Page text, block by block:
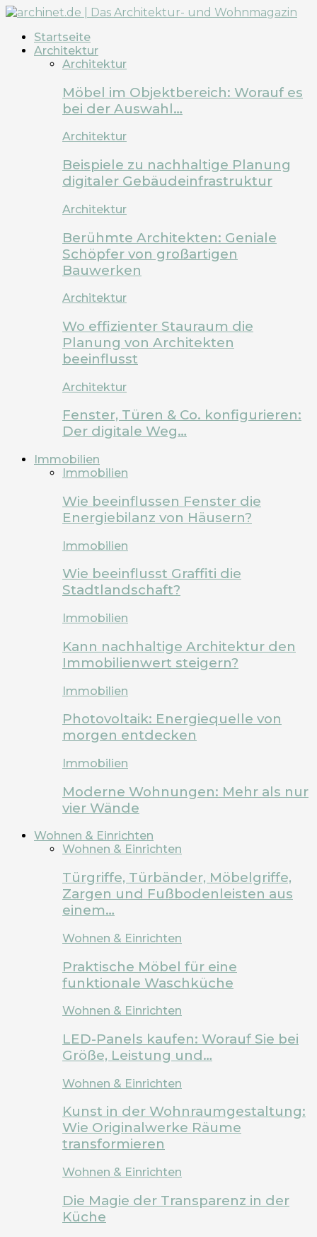
Startseite
Architektur
Architektur
Möbel im Objektbereich: Worauf es
bei der Auswahl…
Architektur
Beispiele zu nachhaltige Planung
digitaler Gebäudeinfrastruktur
Architektur
Berühmte Architekten: Geniale
Schöpfer von großartigen
Bauwerken
Architektur
Wo effizienter Stauraum die
Planung von Architekten
beeinflusst
Architektur
Fenster, Türen & Co. konfigurieren:
Der digitale Weg…
Immobilien
Immobilien
Wie beeinflussen Fenster die
Energiebilanz von Häusern?
Immobilien
Wie beeinflusst Graffiti die
Stadtlandschaft?
Immobilien
Kann nachhaltige Architektur den
Immobilienwert steigern?
Immobilien
Photovoltaik: Energiequelle von
morgen entdecken
Immobilien
Moderne Wohnungen: Mehr als nur
vier Wände
Wohnen & Einrichten
Wohnen & Einrichten
Türgriffe, Türbänder, Möbelgriffe,
Zargen und Fußbodenleisten aus
einem…
Wohnen & Einrichten
Praktische Möbel für eine
funktionale Waschküche
Wohnen & Einrichten
LED-Panels kaufen: Worauf Sie bei
Größe, Leistung und…
Wohnen & Einrichten
Kunst in der Wohnraumgestaltung:
Wie Originalwerke Räume
transformieren
Wohnen & Einrichten
Die Magie der Transparenz in der
Küche